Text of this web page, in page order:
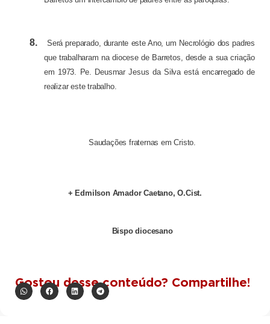
8.
Será preparado, durante este Ano, um Necrológio dos padres
que trabalharam na diocese de Barretos, desde a sua criação
em 1973. Pe. Deusmar Jesus da Silva está encarregado de
realizar este trabalho.
Saudações fraternas em Cristo.
+ Edmilson Amador Caetano, O.Cist.
Bispo diocesano
Gostou desse conteúdo? Compartilhe!